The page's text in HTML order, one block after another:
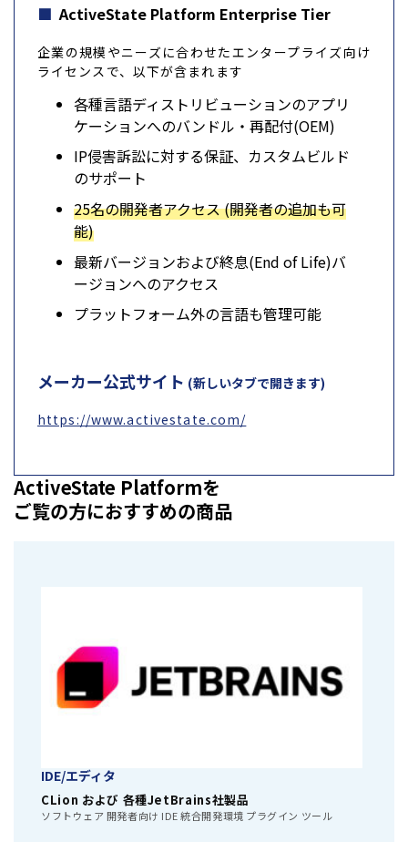
ActiveState Platform Enterprise Tier
企業の規模やニーズに合わせたエンタープライズ向け
ライセンスで、以下が含まれます
各種言語ディストリビューションのアプリ
ケーションへのバンドル・再配付(OEM)
IP侵害訴訟に対する保証、カスタムビルド
のサポート
25名の開発者アクセス (開発者の追加も可
能)
最新バージョンおよび終息(End of Life)バ
ージョンへのアクセス
プラットフォーム外の言語も管理可能
メーカー公式サイト (新しいタブで開きます)
https://www.activestate.com/
ActiveState Platformを
ご覧の方におすすめの商品
IDE/エディタ
CLion および 各種JetBrains社製品
ソフトウェア 開発者向け IDE 統合開発環境 プラグイン ツール